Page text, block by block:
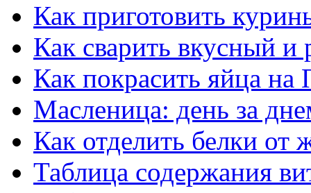
Как приготовить
Как сварить вкусный и
Как покрасить яйца на
Масленица: день за
Как отделить белки от
Таблица содержания